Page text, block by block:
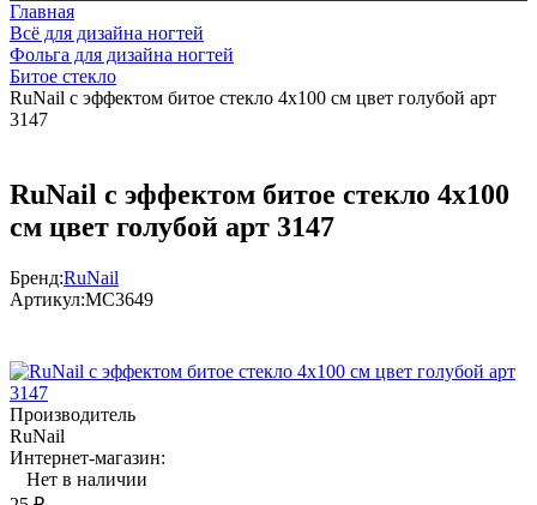
Главная
Всё для дизайна ногтей
Фольга для дизайна ногтей
Битое стекло
RuNail с эффектом битое стекло 4х100 см цвет голубой арт
3147
RuNail с эффектом битое стекло 4х100
см цвет голубой арт 3147
Бренд:RuNail
Артикул:МС3649
Производитель
RuNail
Интернет-магазин:
Нет в наличии